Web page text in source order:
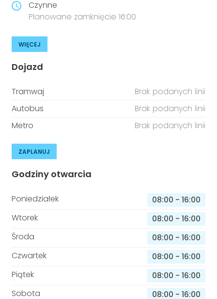
Czynne
Planowane zamknięcie 16:00
WIĘCEJ
Dojazd
Tramwaj
Brak podanych linii
Autobus
Brak podanych linii
Metro
Brak podanych linii
ZAPLANUJ
Godziny otwarcia
Poniedziałek 08:00 - 16:00
Wtorek
08:00 - 16:00
Środa
08:00 - 16:00
Czwartek
08:00 - 16:00
Piątek
08:00 - 16:00
Sobota
08:00 - 16:00